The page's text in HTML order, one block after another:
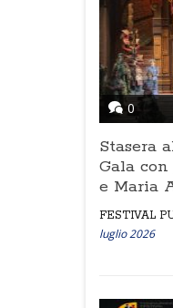
0
Stasera
Gala
e Maria
FESTIVAL
luglio 2026